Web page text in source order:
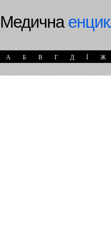
Медична
А Б В Г Д Ї Ж